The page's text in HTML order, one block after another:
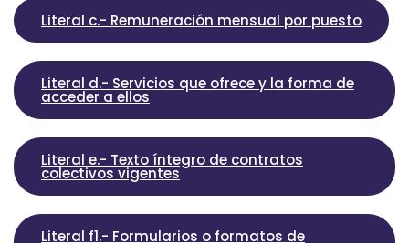
Literal c.- Remuneración mensual por puesto
Literal d.- Servicios que ofrece y la forma de
acceder a ellos
Literal e.- Texto íntegro de contratos
colectivos vigentes
Literal f1.- Formularios o formatos de